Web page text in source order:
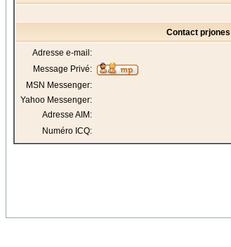
Contact prjones
Adresse e-mail:
Message Privé:
MSN Messenger:
Yahoo Messenger:
Adresse AIM:
Numéro ICQ: